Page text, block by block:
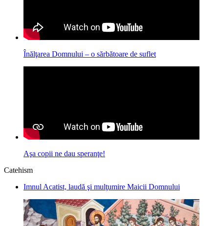
Înălţarea Domnului – o sărbătoare de suflet
Aşa copii ne dau speranţe!
Catehism
Imnul Acatist, laudă şi mulţumire Maicii Domnului